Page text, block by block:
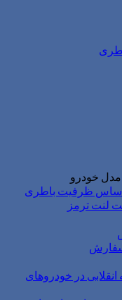
خودرو
اساس ظرفیت باطری
لنت ترمز
سفارش
در خودروهای